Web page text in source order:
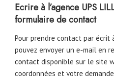
Ecrire à l’agence UPS
formulaire de contact
Pour prendre contact par écrit
pouvez envoyer un e-mail en
contact disponible sur le site
coordonnées et votre